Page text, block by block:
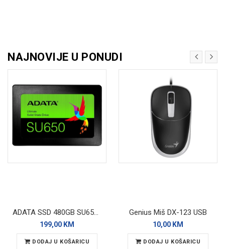
NAJNOVIJE U PONUDI
ADATA SSD 480GB SU650 SATA 3D Nand
199,00 KM
DODAJ U KOŠARICU
Genius Miš DX-123 USB
10,00 KM
DODAJ U KOŠARICU